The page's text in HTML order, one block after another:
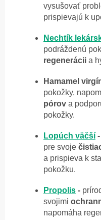
vysušovať
prispievajú k
Nechtík
podráždenú
regenerácii a
Hamamel
pokožky,
pórov a
pokožky.
Lopúch väčší -
pre svoje
a prispieva k
pokožku.
Propolis -
svojimi
napomáha